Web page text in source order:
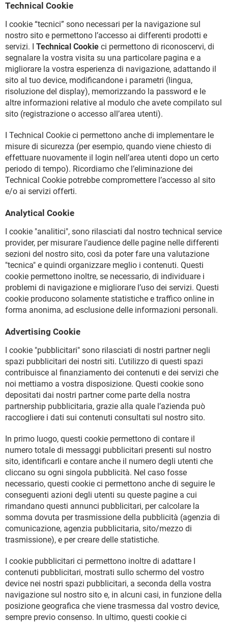
Technical Cookie
I cookie “tecnici” sono necessari per la navigazione sul
nostro sito e permettono l’accesso ai differenti prodotti e
servizi. I Technical Cookie ci permettono di riconoscervi, di
segnalare la vostra visita su una particolare pagina e a
migliorare la vostra esperienza di navigazione, adattando il
sito al tuo device, modificandone i parametri (lingua,
risoluzione del display), memorizzando la password e le
altre informazioni relative al modulo che avete compilato sul
sito (registrazione o accesso all’area utenti).
I Technical Cookie ci permettono anche di implementare le
misure di sicurezza (per esempio, quando viene chiesto di
effettuare nuovamente il login nell’area utenti dopo un certo
periodo di tempo). Ricordiamo che l’eliminazione dei
Technical Cookie potrebbe compromettere l’accesso al sito
e/o ai servizi offerti.
Analytical Cookie
I cookie "analitici", sono rilasciati dal nostro technical service
provider, per misurare l’audience delle pagine nelle differenti
sezioni del nostro sito, così da poter fare una valutazione
"tecnica" e quindi organizzare meglio i contenuti. Questi
cookie permettono inoltre, se necessario, di individuare i
problemi di navigazione e migliorare l’uso dei servizi. Questi
cookie producono solamente statistiche e traffico online in
forma anonima, ad esclusione delle informazioni personali.
Advertising Cookie
I cookie "pubblicitari" sono rilasciati di nostri partner negli
spazi pubblicitari dei nostri siti. L’utilizzo di questi spazi
contribuisce al finanziamento dei contenuti e dei servizi che
noi mettiamo a vostra disposizione. Questi cookie sono
depositati dai nostri partner come parte della nostra
partnership pubblicitaria, grazie alla quale l’azienda può
raccogliere i dati sui contenuti consultati sul nostro sito.
In primo luogo, questi cookie permettono di contare il
numero totale di messaggi pubblicitari presenti sul nostro
sito, identificarli e contare anche il numero degli utenti che
cliccano su ogni singola pubblicità. Nel caso fosse
necessario, questi cookie ci permettono anche di seguire le
conseguenti azioni degli utenti su queste pagine a cui
rimandano questi annunci pubblicitari, per calcolare la
somma dovuta per trasmissione della pubblicità (agenzia di
comunicazione, agenzia pubblicitaria, sito/mezzo di
trasmissione), e per creare delle statistiche.
I cookie pubblicitari ci permettono inoltre di adattare I
contenuti pubblicitari, mostrati sullo schermo del vostro
device nei nostri spazi pubblicitari, a seconda della vostra
navigazione sul nostro sito e, in alcuni casi, in funzione della
posizione geografica che viene trasmessa dal vostro device,
sempre previo consenso. In ultimo, questi cookie ci